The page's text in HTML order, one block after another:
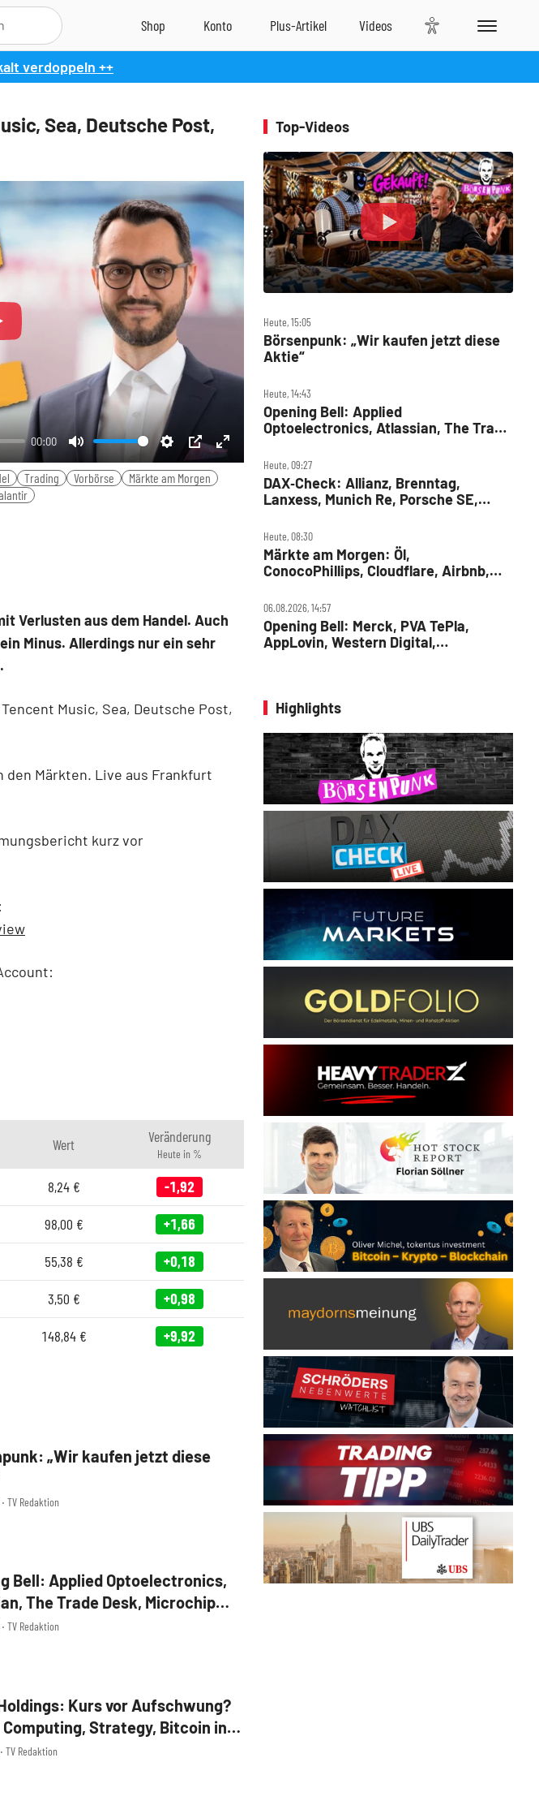
verdoppeln ++
Sea, Deutsche Post,
00:00
Mute Settings
PIP Enter
fullscreen
Play
Trading Vorbörse
Märkte am Morgen
Verlusten aus dem Handel. Auch
Minus. Allerdings nur ein sehr
Music, Sea, Deutsche Post,
den Märkten. Live aus Frankfurt
kurz vor
Wert Veränderung
Heute in %
8,24€ -1,92
98,00 € +1,66
55,38 € +0,18
3,50 € +0,98
148,84€ +9,92
TV Redaktion
„Wir kaufen jetzt diese
TV Redaktion
Bell: Applied Optoelectronics,
The Trade Desk, Microchip
Alphabet, Airbnb, Western
TV Redaktion
Kurs vor Aufschwung?
Strategy, Bitcoin in
Top-Videos
Heute, 15:05
Börsenpunk: „Wir kaufen jetzt diese
Aktie“
Heute, 14:43
Opening Bell: Applied
Optoelectronics, Atlassian, The Trade
Alphabet, Airbnb, Western Digital
Heute, 09:27
DAX‑Check: Allianz, Brenntag,
Lanxess, Munich Re, Porsche SE,
Heute, 08:30
Märkte am Morgen: Öl,
ConocoPhillips, Cloudflare, Airbnb,
06.08.2026, 14:57
Opening Bell: Merck, PVA TePla,
AppLovin, Western Digital,
Highlights